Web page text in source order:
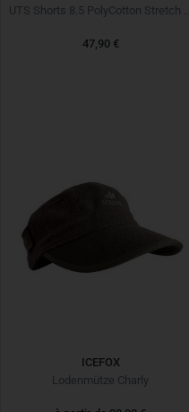
47,90 €
ICEFOX
Lodenmütze Charly